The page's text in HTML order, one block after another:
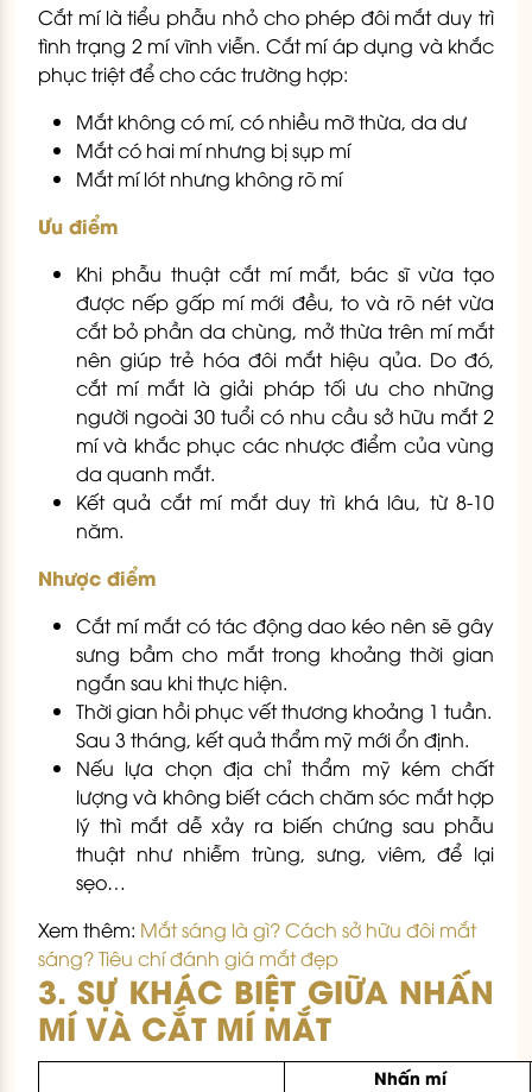
Cắt mí là tiểu phẫu nhỏ cho phép đôi mắt duy trì
tình trạng 2 mí vĩnh viễn. Cắt mí áp dụng và khắc
phục triệt để cho các trường hợp:
Mắt không có mí, có nhiều mỡ thừa, da dư
Mắt có hai mí nhưng bị sụp mí
Mắt mí lót nhưng không rõ mí
Ưu điểm
Khi phẫu thuật cắt mí mắt, bác sĩ vừa tạo
được nếp gấp mí mới đều, to và rõ nét vừa
cắt bỏ phần da chùng, mở thừa trên mí mắt
nên giúp trẻ hóa đôi mắt hiệu qủa. Do đó,
cắt mí mắt là giải pháp tối ưu cho những
người ngoài 30 tuổi có nhu cầu sở hữu mắt 2
mí và khắc phục các nhược điểm của vùng
da quanh mắt.
Kết quả cắt mí mắt duy trì khá lâu, từ 8-10
năm.
Nhược điểm
Cắt mí mắt có tác động dao kéo nên sẽ gây
sưng bầm cho mắt trong khoảng thời gian
ngắn sau khi thực hiện.
Thời gian hồi phục vết thương khoảng 1 tuần.
Sau 3 tháng, kết quả thẩm mỹ mới ổn định.
Nếu lựa chọn địa chỉ thẩm mỹ kém chất
lượng và không biết cách chăm sóc mắt hợp
lý thì mắt dễ xảy ra biến chứng sau phẫu
thuật như nhiễm trùng, sưng, viêm, để lại
sẹo…
Xem thêm: Mắt sáng là gì? Cách sở hữu đôi mắt
sáng? Tiêu chí đánh giá mắt đẹp
3. SỰ KHÁC BIỆT GIỮA NHẤN
MÍ VÀ CẮT MÍ MẮT
Nhấn mí